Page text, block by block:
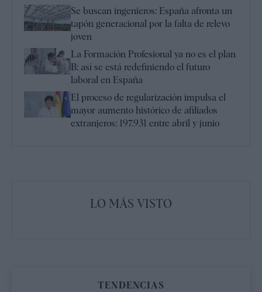
Se buscan ingenieros: España afronta un
tapón generacional por la falta de relevo
joven
La Formación Profesional ya no es el plan
B: así se está redefiniendo el futuro
laboral en España
El proceso de regularización impulsa el
mayor aumento histórico de afiliados
extranjeros: 197.931 entre abril y junio
LO MÁS VISTO
TENDENCIAS